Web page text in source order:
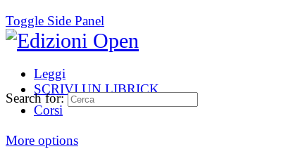
Toggle Side Panel
Leggi
SCRIVI UN LIBRICK
Corsi
More options
Search for: